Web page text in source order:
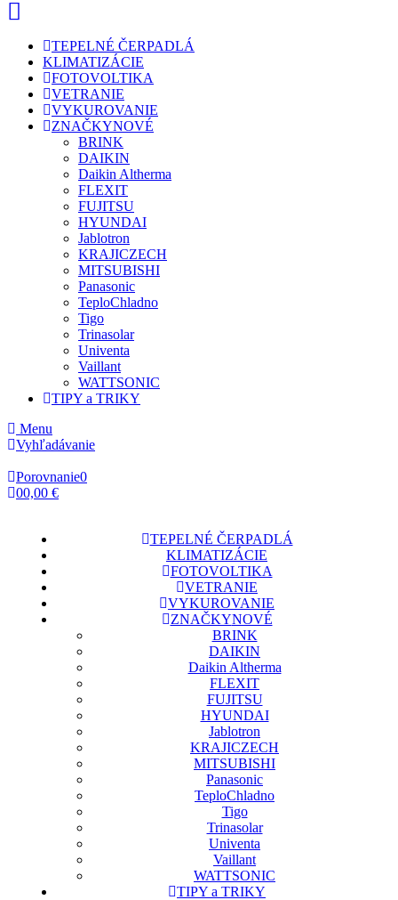
TEPELNÉ ČERPADLÁ
KLIMATIZÁCIE
FOTOVOLTIKA
VETRANIE
VYKUROVANIE
ZNAČKYNOVÉ
BRINK
DAIKIN
Daikin Altherma
FLEXIT
FUJITSU
HYUNDAI
Jablotron
KRAJICZECH
MITSUBISHI
Panasonic
TeploChladno
Tigo
Trinasolar
Univenta
Vaillant
WATTSONIC
TIPY a TRIKY
Menu
Vyhľadávanie
Porovnanie0
00,00 €
TEPELNÉ ČERPADLÁ
KLIMATIZÁCIE
FOTOVOLTIKA
VETRANIE
VYKUROVANIE
ZNAČKYNOVÉ
BRINK
DAIKIN
Daikin Altherma
FLEXIT
FUJITSU
HYUNDAI
Jablotron
KRAJICZECH
MITSUBISHI
Panasonic
TeploChladno
Tigo
Trinasolar
Univenta
Vaillant
WATTSONIC
TIPY a TRIKY